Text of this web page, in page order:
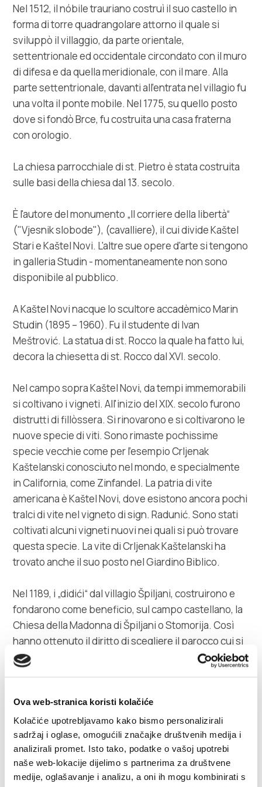
Ova web-stranica koristi kolačiće
Kolačiće upotrebljavamo kako bismo personalizirali
sadržaj i oglase, omogućili značajke društvenih medija i
analizirali promet. Isto tako, podatke o vašoj upotrebi
naše web-lokacije dijelimo s partnerima za društvene
medije, oglašavanje i analizu, a oni ih mogu kombinirati s
Multimedia
Tourist office
Safe in Dalmatia
it
info@kastela-info.hr
Villa Nika, Kamberovo šetalište 30,
21216 Kaštel Stari, Hrvatska
Indicazioni
Nel 1512, il nóbile trauriano costruì il suo castello in
forma di torre quadrangolare attorno il quale si
sviluppò il villaggio, da parte orientale,
settentrionale ed occidentale circondato con il muro
di difesa e da quella meridionale, con il mare. Alla
parte settentrionale, davanti all'entrata nel villagio fu
una volta il ponte mobile. Nel 1775, su quello posto
dove si fondò Brce, fu costruita una casa fraterna
con orologio.
La chiesa parrocchiale di st. Pietro è stata costruita
sulle basi della chiesa dal 13. secolo.
È l'autore del monumento „Il corriere della libertà“
("Vjesnik slobode"), (cavalliere), il cui divide Kaštel
Stari e Kaštel Novi. L'altre sue opere d'arte si tengono
in galleria Studin - momentaneamente non sono
disponibile al pubblico.
A Kaštel Novi nacque lo scultore accadèmico Marin
Studin (1895 – 1960). Fu il studente di Ivan
Meštrović. La statua di st. Rocco la quale ha fatto lui,
decora la chiesetta di st. Rocco dal XVI. secolo.
Nel campo sopra Kaštel Novi, da tempi immemorabili
si coltivano i vigneti. All'inizio del XIX. secolo furono
distrutti di fillòssera. Si rinovarono e si coltivarono le
nuove specie di viti. Sono rimaste pochissime
specie vecchie come per l'esempio Crljenak
Kaštelanski conosciuto nel mondo, e specialmente
in California, come Zinfandel. La patria di vite
americana è Kaštel Novi, dove esistono ancora pochi
tralci di vite nel vigneto di sign. Radunić. Sono stati
coltivati alcuni vigneti nuovi nei quali si può trovare
questa specie. La vite di Crljenak Kaštelanski ha
trovato anche il suo posto nel Giardino Biblico.
Nel 1189, i „didići“ dal villagio Špiljani, costruirono e
fondarono come beneficio, sul campo castellano, la
Chiesa della Madonna di Špiljani o Stomorija. Così
hanno ottenuto il diritto di scegliere il parocco cui si
manteneva dal profitto benefiziario.
frammento del rilievo antico cristiano cui
rappresenta due delfini ed una croce.
La chiesa è circondata dagli alberi secolari e in cortile
si trova il sorgente d'acqua. Così questo spazio fu il
posto ideale di formare un Giardino Biblico, fondato